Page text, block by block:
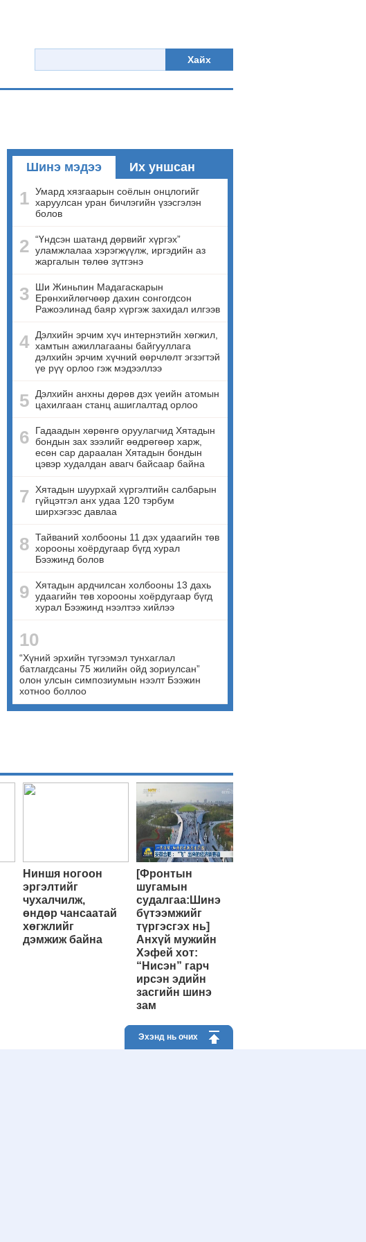
Хайх
Шинэ мэдээ Их уншсан
1 Умард хязгаарын соёлын онцлогийг
харуулсан уран бичлэгийн үзэсгэлэн
болов
2 “Үндсэн шатанд дөрвийг хүргэх”
уламжлалаа хэрэгжүүлж, иргэдийн аз
жаргалын төлөө зүтгэнэ
3
Ши Жиньпин Мадагаскарын
Ерөнхийлөгчөөр дахин сонгогдсон
Ражоэлинад баяр хүргэж захидал илгээв
4
Дэлхийн эрчим хүч интернэтийн хөгжил,
хамтын ажиллагааны байгууллага
дэлхийн эрчим хүчний өөрчлөлт эгзэгтэй
үе рүү орлоо гэж мэдээллээ
5
Дэлхийн анхны дөрөв дэх үеийн атомын
цахилгаан станц ашиглалтад орлоо
6
Гадаадын хөрөнгө оруулагчид Хятадын
бондын зах зээлийг өөдрөгөөр харж,
есөн сар дараалан Хятадын бондын
цэвэр худалдан авагч байсаар байна
7
Хятадын шуурхай хүргэлтийн салбарын
гүйцэтгэл анх удаа 120 тэрбум
ширхэгээс давлаа
8 Тайваний холбооны 11 дэх удаагийн төв
хорооны хоёрдугаар бүгд хурал
Бээжинд болов
9 Хятадын ардчилсан холбооны 13 дахь
удаагийн төв хорооны хоёрдугаар бүгд
хурал Бээжинд нээлтээ хийлээ
10
“Хүний эрхийн түгээмэл тунхаглал
батлагдсаны 75 жилийн ойд зориулсан”
олон улсын симпозиумын нээлт Бээжин
хотноо боллоо
Ниншя ногоон
эргэлтийг
чухалчилж,
өндөр чансаатай
хөгжлийг
дэмжиж байна
[Фронтын
шугамын
судалгаа:Шинэ
бүтээмжийг
түргэсгэх нь]
Анхүй мужийн
Хэфей хот:
“Нисэн” гарч
ирсэн эдийн
засгийн шинэ
зам
Эхэнд нь очих